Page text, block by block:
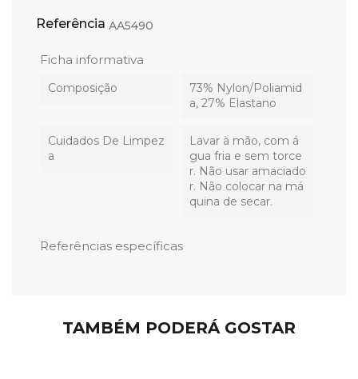
Referência AA5490
Ficha informativa
Composição
73% Nylon/Poliamid
a, 27% Elastano
Cuidados De Limpez
A
Lavar à mão, com á
gua fria e sem torce
r. Não usar amaciado
r. Não colocar na má
quina de secar.
Referências específicas
TAMBÉM PODERÁ GOSTAR